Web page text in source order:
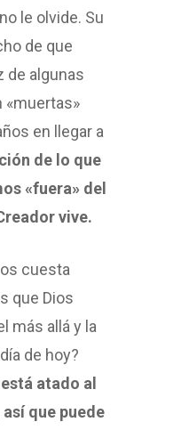
le olvide. Su
de que
de algunas
«muertas»
en llegar a
de lo que
«fuera» del
vive.
cuesta
que Dios
más allá y la
de hoy?
atado al
que puede